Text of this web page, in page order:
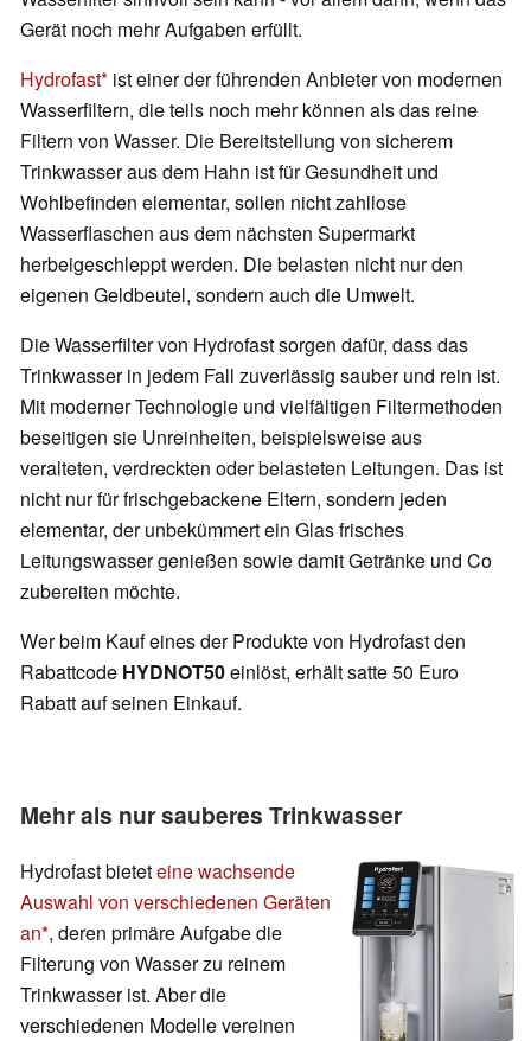
Gerät noch mehr Aufgaben erfüllt.
Hydrofast ist einer der führenden Anbieter von modernen
Wasserfiltern, die teils noch mehr können als das reine
Filtern von Wasser. Die Bereitstellung von sicherem
Trinkwasser aus dem Hahn ist für Gesundheit und
Wohlbefinden elementar, sollen nicht zahllose
Wasserflaschen aus dem nächsten Supermarkt
herbeigeschleppt werden. Die belasten nicht nur den
eigenen Geldbeutel, sondern auch die Umwelt.
Die Wasserfilter von Hydrofast sorgen dafür, dass das
Trinkwasser in jedem Fall zuverlässig sauber und rein ist.
Mit moderner Technologie und vielfältigen Filtermethoden
beseitigen sie Unreinheiten, beispielsweise aus
veralteten, verdreckten oder belasteten Leitungen. Das ist
nicht nur für frischgebackene Eltern, sondern jeden
elementar, der unbekümmert ein Glas frisches
Leitungswasser genießen sowie damit Getränke und Co
zubereiten möchte.
Wer beim Kauf eines der Produkte von Hydrofast den
Rabattcode HYDNOT50einlöst, erhält satte 50 Euro
Rabatt auf seinen Einkauf.
Mehr als nur sauberes Trinkwasser
Hydrofast bieteteine wachsende
Auswahl von verschiedenen Geräten
an , deren primäre Aufgabe die
Filterung von Wasser zu reinem
Trinkwasser ist. Aber die
verschiedenen Modelle vereinen